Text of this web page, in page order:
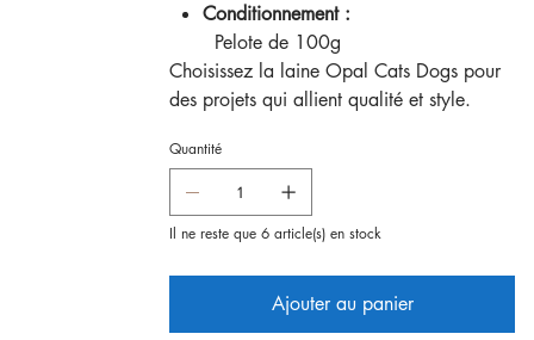
Conditionnement :
Pelote de 100g
Choisissez la laine Opal Cats Dogs pour
des projets qui allient qualité et style.
Quantité
Il ne reste que 6 article(s) en stock
Ajouter au panier